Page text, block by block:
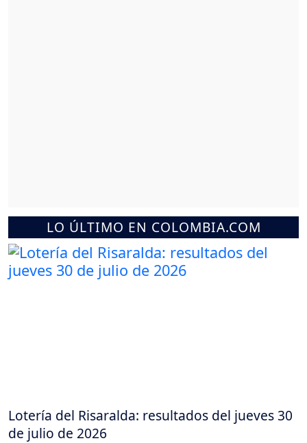
LO ÚLTIMO EN COLOMBIA.COM
Lotería del Risaralda: resultados del jueves 30
de julio de 2026